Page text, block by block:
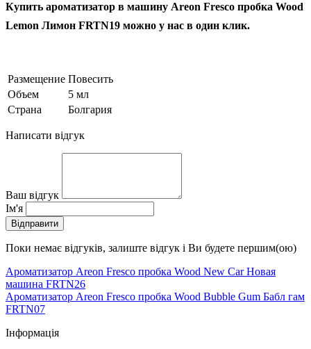
Купить ароматизатор в машину Areon Fresco пробка Wood
Lemon Лимон FRTN19 можно у нас в один клик.
Размещение Повесить
Объем
5 мл
Страна
Болгария
Написати відгук
Ваш відгук
Ім'я
Відправити
Поки немає відгуків, залиште відгук і Ви будете першим(ою)
Ароматизатор Areon Fresco пробка Wood New Car Новая
машина FRTN26
Ароматизатор Areon Fresco пробка Wood Bubble Gum Бабл гам
FRTN07
Інформація